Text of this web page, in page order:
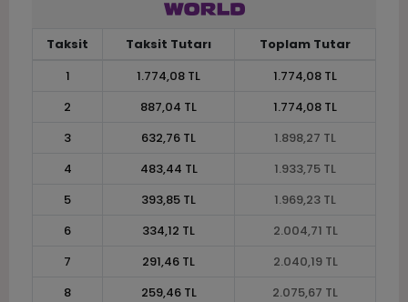
Taksit Taksit Tutarı
Toplam Tutar
1
1.774,08 TL
1.774,08 TL
2
887,04 TL
1.774,08 TL
3
632,76 TL
1.898,27 TL
4
483,44 TL
1.933,75 TL
5
393,85 TL
1.969,23 TL
6
334,12 TL
2.004,71 TL
7
291,46 TL
2.040,19 TL
8
259,46 TL
2.075,67 TL